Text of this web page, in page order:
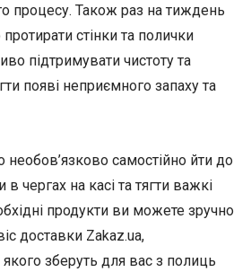
процесу. Також раз на тиждень
стінки та полички
підтримувати чистоту та
появі неприємного запаху та
самостійно йти до
в чергах на касі та тягти важкі
продукти ви можете зручно
доставки Zakaz.ua,
зберуть для вас з полиць